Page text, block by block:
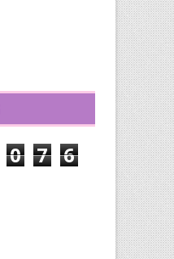
0 7 6